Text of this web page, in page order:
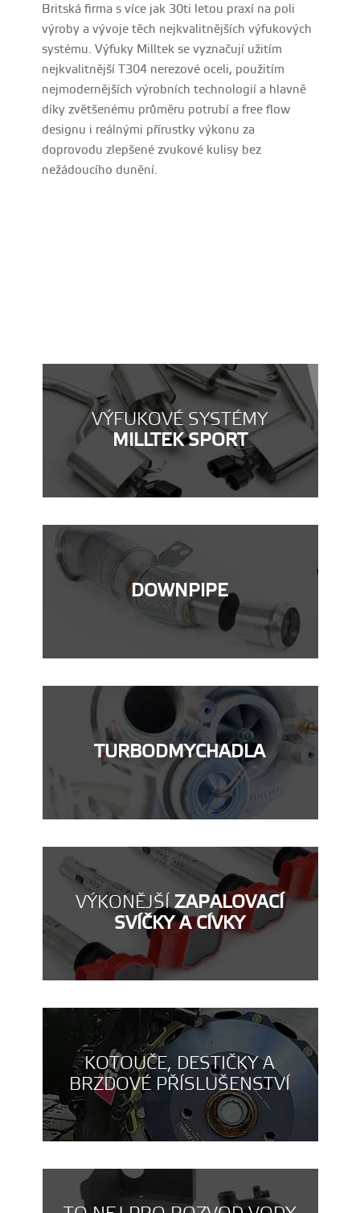
Britská firma s více jak 30ti letou praxí na poli
výroby a vývoje těch nejkvalitnějších výfukových
systému. Výfuky Milltek se vyznačují užitím
nejkvalitnější T304 nerezové oceli, použitím
nejmodernějších výrobních technologií a hlavně
díky zvětšenému průměru potrubí a free flow
designu i reálnými přírustky výkonu za
doprovodu zlepšené zvukové kulisy bez
nežádoucího dunění.
VÝFUKOVÉ SYSTÉMY
MILLTEK SPORT
DOWNPIPE
TURBODMYCHADLA
VÝKONĚJŠÍZAPALOVACÍ
SVÍČKY A CÍVKY
KOTOUČE, DESTIČKY A
BRZDOVÉ PŘÍSLUŠENSTVÍ